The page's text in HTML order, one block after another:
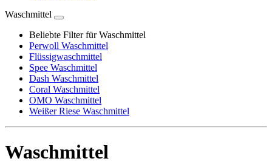
Waschmittel
Beliebte Filter für Waschmittel
Perwoll Waschmittel
Flüssigwaschmittel
Spee Waschmittel
Dash Waschmittel
Coral Waschmittel
OMO Waschmittel
Weißer Riese Waschmittel
Waschmittel